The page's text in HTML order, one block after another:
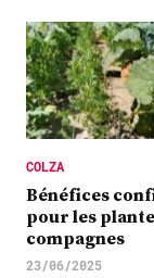
COLZA
Bénéfices
pour les
compagnes
23/06/2025